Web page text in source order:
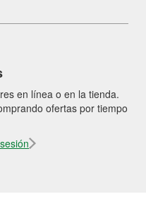
en línea o en la tienda.
ofertas por tiempo